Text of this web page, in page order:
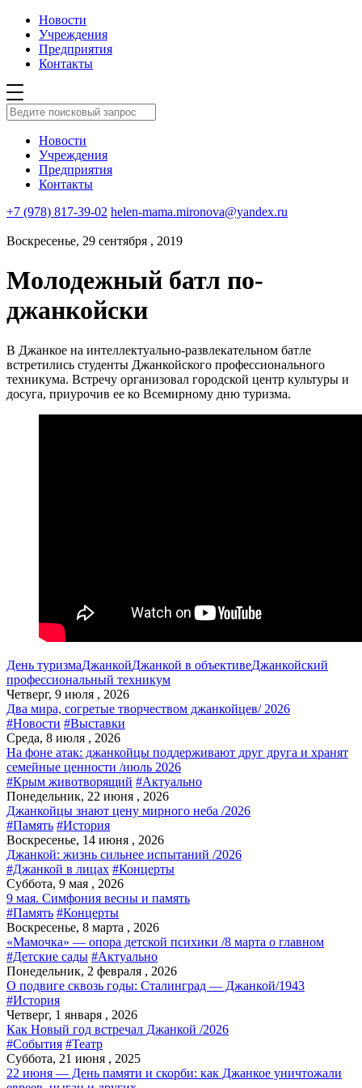
Новости
Учреждения
Предприятия
Контакты
Новости
Учреждения
Предприятия
Контакты
+7 (978) 817-39-02 helen-mama.mironova@yandex.ru
Воскресенье, 29 сентября , 2019
Молодежный батл по-
джанкойски
В Джанкое на интеллектуально-развлекательном батле
встретились студенты Джанкойского профессионального
техникума. Встречу организовал городской центр культуры и
досуга, приурочив ее ко Всемирному дню туризма.
День туризмаДжанкойДжанкой в объективеДжанкойский
профессиональный техникум
Четверг, 9 июля , 2026
Два мира, согретые творчеством джанкойцев/ 2026
#Новости #Выставки
Среда, 8 июля , 2026
На фоне атак: джанкойцы поддерживают друг друга и хранят
семейные ценности /июль 2026
#Крым животворящий #Актуально
Понедельник, 22 июня , 2026
Джанкойцы знают цену мирного неба /2026
#Память #История
Воскресенье, 14 июня , 2026
Джанкой: жизнь сильнее испытаний /2026
#Джанкой в лицах #Концерты
Суббота, 9 мая , 2026
9 мая. Симфония весны и память
#Память #Концерты
Воскресенье, 8 марта , 2026
«Мамочка» — опора детской психики /8 марта о главном
#Детские сады #Актуально
Понедельник, 2 февраля , 2026
О подвиге сквозь годы: Сталинград — Джанкой/1943
#История
Четверг, 1 января , 2026
Как Новый год встречал Джанкой /2026
#События #Театр
Суббота, 21 июня , 2025
22 июня — День памяти и скорби: как Джанкое уничтожали